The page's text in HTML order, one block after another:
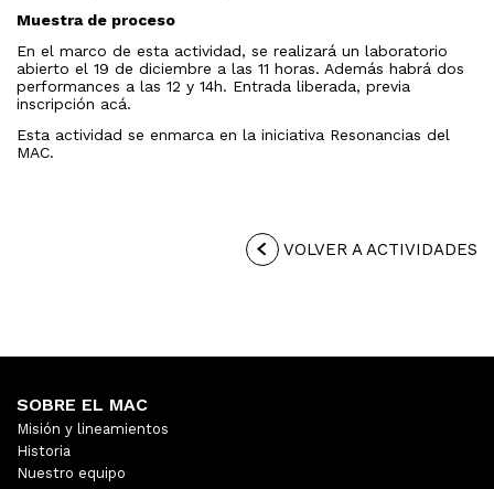
Muestra de proceso
En el marco de esta actividad, se realizará un laboratorio
abierto el 19 de diciembre a las 11 horas. Además habrá dos
performances a las 12 y 14h. Entrada liberada, previa
inscripción acá.
Esta actividad se enmarca en la iniciativa Resonancias del
MAC.
VOLVER A ACTIVIDADES
SOBRE EL MAC
Misión y lineamientos
Historia
Nuestro equipo